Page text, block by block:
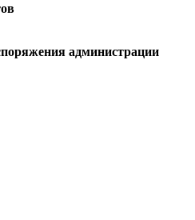
администрации